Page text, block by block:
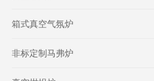
箱式真空气氛炉
非标定制马弗炉